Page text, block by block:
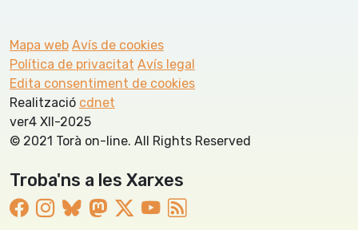
Mapa web Avís de cookies
Política de privacitat Avís legal
Edita consentiment de cookies
Realització cdnet
ver4 XII-2025
© 2021 Torà on-line. All Rights Reserved
Troba'ns a les Xarxes